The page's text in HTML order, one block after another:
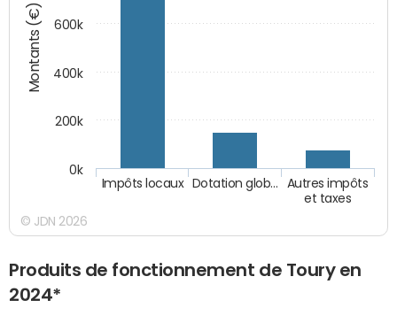
Montants (€)
Autres impôts
et taxes
Dotation glob…
Impôts locaux
0k
200k
400k
600k
© JDN 2026
Produits de fonctionnement de Toury en
2024*